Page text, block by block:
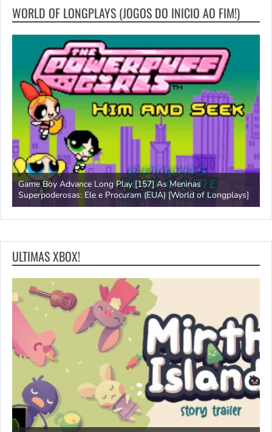
WORLD OF LONGPLAYS (JOGOS DO INICIO AO FIM!)
Game Boy Advance Long Play [157] As Meninas
Superpoderosas: Ele e Procuram (EUA) [World of Longplays]
ULTIMAS XBOX!